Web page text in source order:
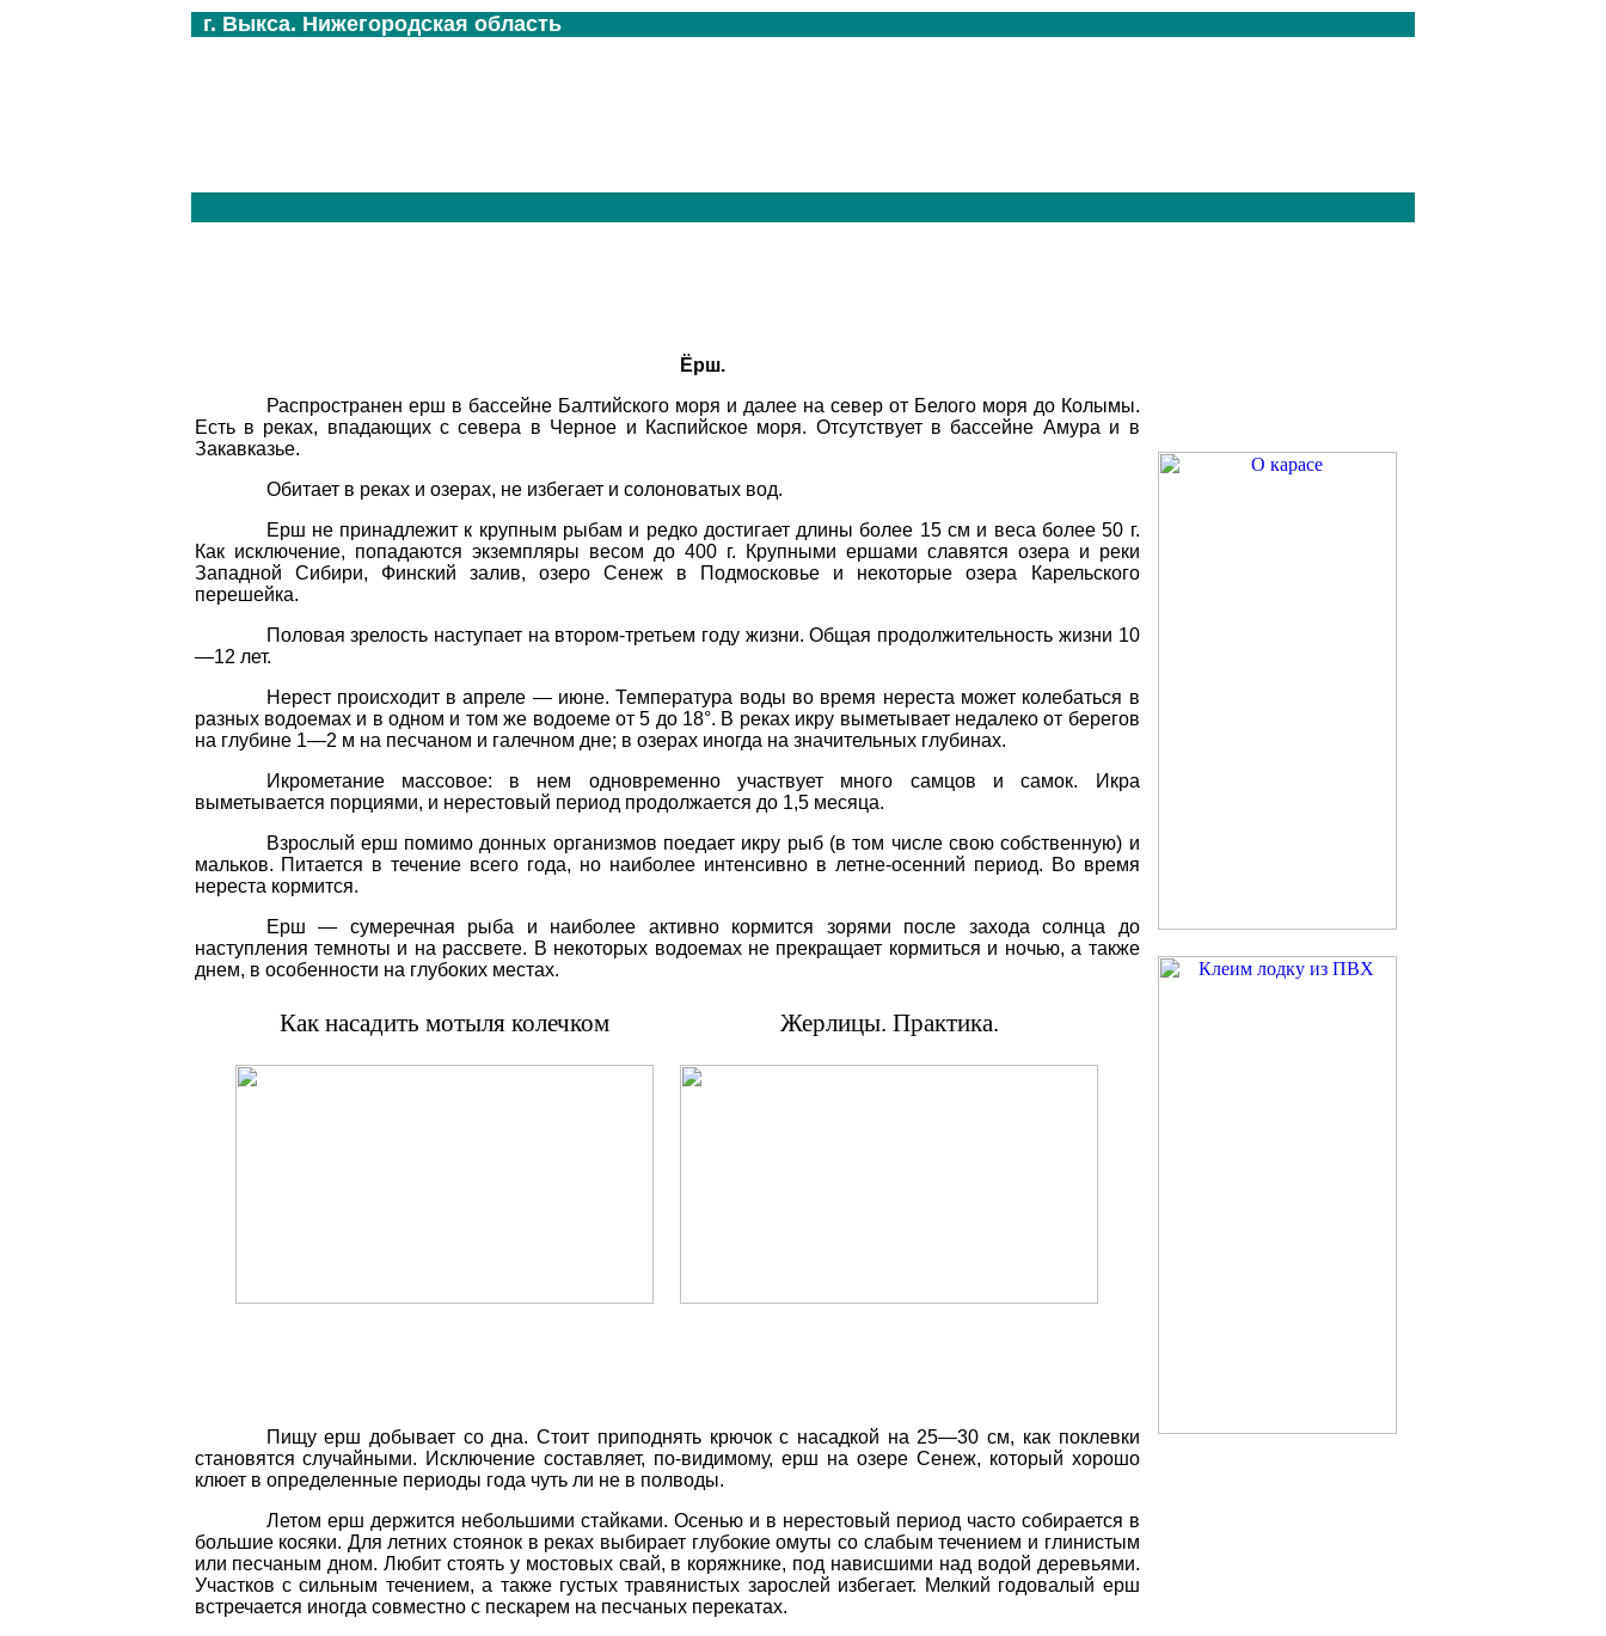
г. Выкса. Нижегородская область
Ёрш.
Распространен ерш в бассейне Балтийского моря и далее на север от Белого моря до Колымы.
Есть в реках, впадающих с севера в Черное и Каспийское моря. Отсутствует в бассейне Амура и в
Закавказье.
Обитает в реках и озерах, не избегает и солоноватых вод.
Ерш не принадлежит к крупным рыбам и редко достигает длины более 15см и веса более50 г.
Как исключение, попадаются экземпляры весом до400 г. Крупными ершами славятся озера и реки
Западной Сибири, Финский залив, озеро Сенеж в Подмосковье и некоторые озера
Карельского
перешейка.
Половая зрелость наступает на втором-третьем году жизни.Общая продолжительность жизни 10
—12 лет.
Нерест происходит в апреле — июне.Температура воды во время нереста может колебаться в
разных водоемах и в одном и том же водоеме от5 до18°. В реках икру выметывает недалеко от берегов
на глубине 1—2 м на песчаном и галечном дне; в озерах иногда на значительных глубинах.
Икрометание
массовое: в нем одновременно участвует много самцов и самок.
Икра
выметывается порциями, и нерестовый период продолжается до1,5 месяца.
Взрослый ерш помимо донных организмов поедает икру рыб(в том числе свою собственную) и
мальков. Питается в течение всего года, но наиболее интенсивно в летне-осенний период. Во время
нереста кормится.
Ерш
— сумеречная рыба и наиболее активно кормится зорями после захода солнца
до
наступления темноты и на рассвете. В некоторых водоемах не прекращает кормиться и ночью,а также
днем, в особенности на глубоких местах.
Как насадить мотыля колечком Жерлицы. Практика.
Пищу ерш добывает со дна.Стоит приподнять крючок с насадкой на 25—30см, как поклевки
становятся случайными. Исключение составляет, по-видимому,ерш на озере Сенеж, который хорошо
клюет в определенные периоды года чуть ли не в полводы.
Летом ерш держится небольшими стайками. Осенью и в нерестовый период часто собирается в
большие косяки. Для летних стоянок в реках выбирает глубокие омуты со слабым течением и глинистым
или песчаным дном.Любит стоять у мостовых свай, в коряжнике, под нависшими над водой деревьями.
Участков с сильным течением,а также густых травянистых зарослей избегает. Мелкий годовалый ерш
встречается иногда совместно с пескарем на песчаных перекатах.